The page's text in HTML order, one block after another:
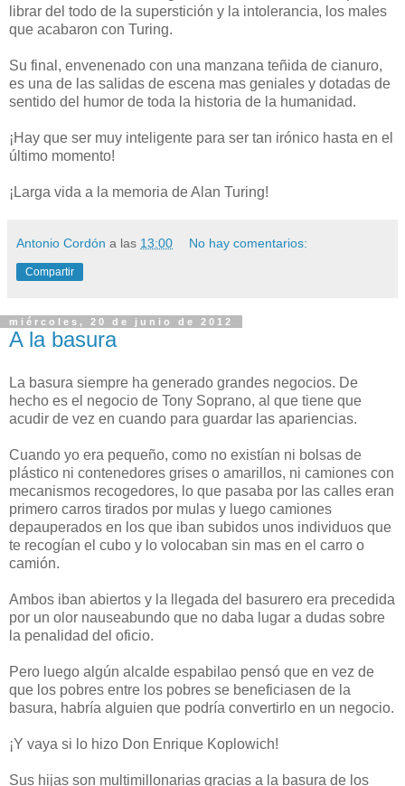
librar del todo de la superstición y la intolerancia, los males
que acabaron con Turing.
Su final, envenenado con una manzana teñida de cianuro,
es una de las salidas de escena mas geniales y dotadas de
sentido del humor de toda la historia de la humanidad.
¡Hay que ser muy inteligente para ser tan irónico hasta en el
último momento!
¡Larga vida a la memoria de Alan Turing!
Antonio Cordón a las 13:00 No hay comentarios:
Compartir
miércoles, 20 de junio de 2012
A la basura
La basura siempre ha generado grandes negocios. De
hecho es el negocio de Tony Soprano, al que tiene que
acudir de vez en cuando para guardar las apariencias.
Cuando yo era pequeño, como no existían ni bolsas de
plástico ni contenedores grises o amarillos, ni camiones con
mecanismos recogedores, lo que pasaba por las calles eran
primero carros tirados por mulas y luego camiones
depauperados en los que iban subidos unos individuos que
te recogían el cubo y lo volocaban sin mas en el carro o
camión.
Ambos iban abiertos y la llegada del basurero era precedida
por un olor nauseabundo que no daba lugar a dudas sobre
la penalidad del oficio.
Pero luego algún alcalde espabilao pensó que en vez de
que los pobres entre los pobres se beneficiasen de la
basura, habría alguien que podría convertirlo en un negocio.
¡Y vaya si lo hizo Don Enrique Koplowich!
Sus hijas son multimillonarias gracias a la basura de los